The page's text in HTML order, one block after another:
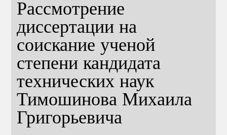
Рассмотрение
диссертации на
соискание ученой
степени кандидата
технических наук
Тимошинова Михаила
Григорьевича